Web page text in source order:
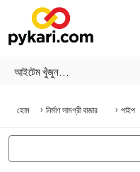
হোম নির্মাণ সামগ্রী বাজার পাইপ